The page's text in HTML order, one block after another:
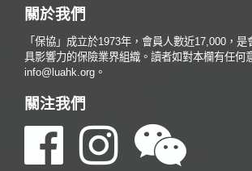
關於我們
「保協」成立於1973年，會員人數近17,000，
具影響力的保險業界組織。讀者如對本欄有任何
info@luahk.org。
關注我們